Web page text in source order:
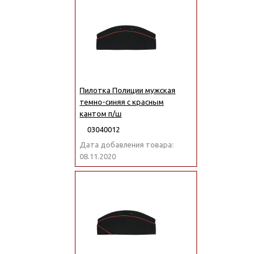
Пилотка Полиции мужская
темно-синяя с красным
кантом п/ш
03040012
Дата добавления товара:
08.11.2020